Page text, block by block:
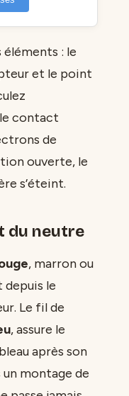
: le
et le point
contact
de
ouverte, le
s’éteint.
du neutre
, marron ou
le
Le fil de
, assure le
après son
un montage de